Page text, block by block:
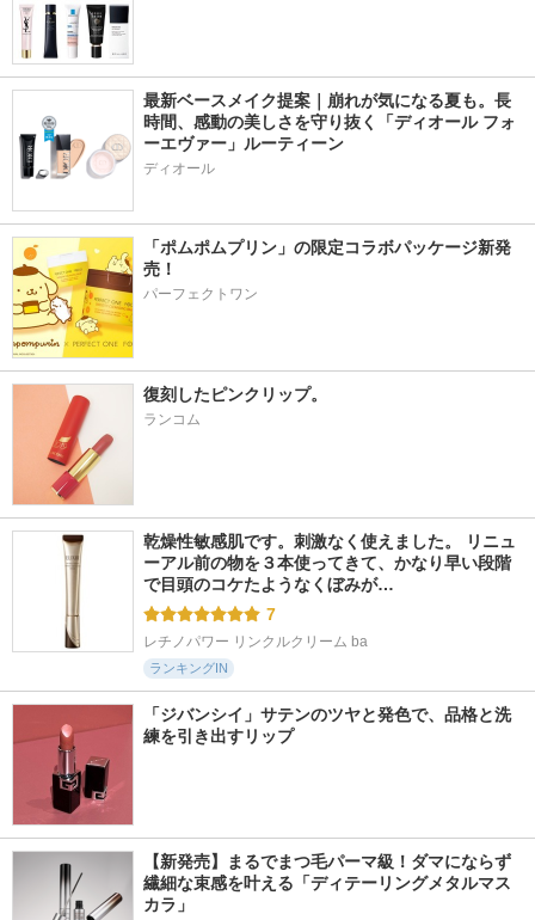
最新ベースメイク提案｜崩れが気になる夏も。長
時間、感動の美しさを守り抜く「ディオール フォ
ーエヴァー」ルーティーン
ディオール
「ポムポムプリン」の限定コラボパッケージ新発
売！
パーフェクトワン
復刻したピンクリップ。
ランコム
乾燥性敏感肌です。刺激なく使えました。 リニュ
ーアル前の物を３本使ってきて、かなり早い段階
で目頭のコケたようなくぼみが…
7
レチノパワー リンクルクリーム ba
ランキングIN
「ジバンシイ」サテンのツヤと発色で、品格と洗
練を引き出すリップ
【新発売】まるでまつ毛パーマ級！ダマにならず
繊細な束感を叶える「ディテーリングメタルマス
カラ」